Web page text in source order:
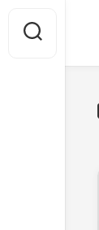
content